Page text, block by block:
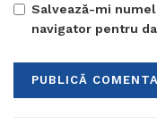
Salvează-mi
navigator pentru